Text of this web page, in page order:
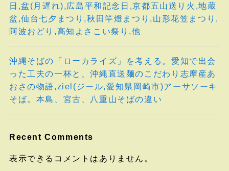
日,盆(月遅れ),広島平和記念日,京都五山送り火,地蔵
盆,仙台七夕まつり,秋田竿燈まつり,山形花笠まつり,
阿波おどり,高知よさこい祭り,他
沖縄そばの「ローカライズ」を考える。愛知で出会
った工夫の一杯と、沖縄直送麺のこだわり志摩産あ
おさの物語,ziel(ジール,愛知県岡崎市)アーサソーキ
そば。本島、宮古、八重山そばの違い
Recent Comments
表示できるコメントはありません。